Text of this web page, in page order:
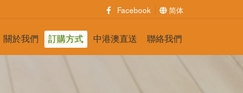
Facebook 简体
關於我們 訂購方式 中港澳直送 聯絡我們